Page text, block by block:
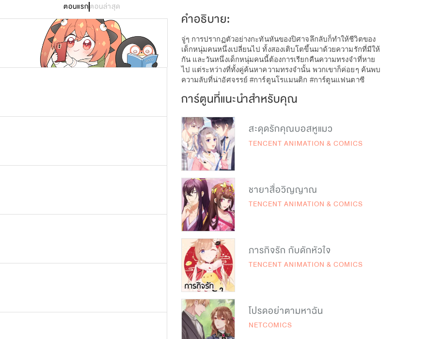
ตอนแรกตอนล่าสุด
คำอธิบาย:
จู่ๆ การปรากฏตัวอย่างกะทันหันของปิศาจลึกลับก็ทำให้ชีวิตของ
เด็กหนุ่มคนหนึ่งเปลี่ยนไป ทั้งสองเติบโตขึ้นมาด้วยความรักที่มีให้
กัน และวันหนึ่งเด็กหนุ่มคนนี้ต้องการเรียกคืนความทรงจำที่หาย
ไป แต่ระหว่างที่ทั้งคู่ค้นหาความทรงจำนั้น พวกเขาก็ค่อยๆ ค้นพบ
ความลับที่น่าอัศจรรย์ #การ์ตูนโรแมนติก #การ์ตูนแฟนตาซี
การ์ตูนที่แนะนำสำหรับคุณ
สะดุดรักคุณบอสหูแมว
TENCENT ANIMATION & COMICS
ชายาสื่อวิญญาณ
TENCENT ANIMATION & COMICS
ภารกิจรัก กับดักหัวใจ
TENCENT ANIMATION & COMICS
โปรดอย่าตามหาฉัน
NETCOMICS